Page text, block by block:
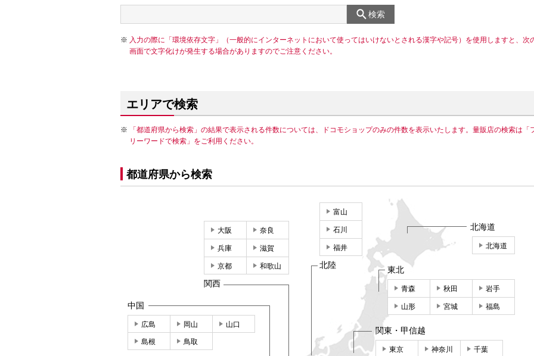
検索
入力の際に「環境依存文字」（一般的にインターネットにおいて使ってはいけないとされる漢字や記号）を使用しますと、次
画面で文字化けが発生する場合がありますのでご注意ください。
エリアで検索
「都道府県から検索」の結果で表示される件数については、ドコモショップのみの件数を表示いたします。量販店の検索は「
リーワードで検索」をご利用ください。
都道府県から検索
北海道
北海道
東北
青森 秋田 岩手
山形 宮城 福島
関東・甲信越
東京 神奈川 千葉
富山
石川
福井
北陸
大阪 奈良
兵庫 滋賀
京都 和歌山
関西
中国
広島 岡山 山口
島根 鳥取